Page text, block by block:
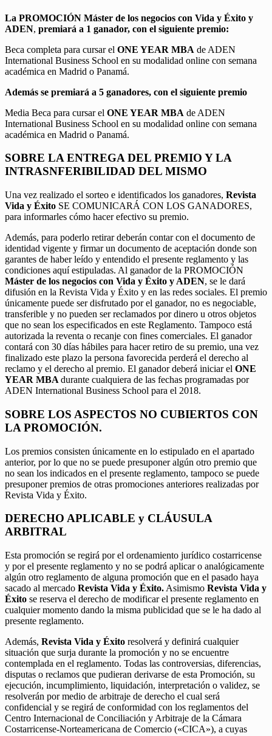
La PROMOCIÓN Máster de los negocios con Vida y Éxito y
ADEN, premiará a 1 ganador, con el siguiente premio:
Beca completa para cursar el ONE YEAR MBA de ADEN
International Business School en su modalidad online con semana
académica en Madrid o Panamá.
Además se premiará a 5 ganadores, con el siguiente premio
Media Beca para cursar el ONE YEAR MBA de ADEN
International Business School en su modalidad online con semana
académica en Madrid o Panamá.
SOBRE LA ENTREGA DEL PREMIO Y LA
INTRASNFERIBILIDAD DEL MISMO
Una vez realizado el sorteo e identificados los ganadores, Revista
Vida y Éxito SE COMUNICARÁ CON LOS GANADORES,
para informarles cómo hacer efectivo su premio.
Además, para poderlo retirar deberán contar con el documento de
identidad vigente y firmar un documento de aceptación donde son
garantes de haber leído y entendido el presente reglamento y las
condiciones aquí estipuladas. Al ganador de la PROMOCIÓN
Máster de los negocios con Vida y Éxito y ADEN, se le dará
difusión en la Revista Vida y Éxito y en las redes sociales. El premio
únicamente puede ser disfrutado por el ganador, no es negociable,
transferible y no pueden ser reclamados por dinero u otros objetos
que no sean los especificados en este Reglamento. Tampoco está
autorizada la reventa o recanje con fines comerciales. El ganador
contará con 30 días hábiles para hacer retiro de su premio, una vez
finalizado este plazo la persona favorecida perderá el derecho al
reclamo y el derecho al premio. El ganador deberá iniciar el ONE
YEAR MBA durante cualquiera de las fechas programadas por
ADEN International Business School para el 2018.
SOBRE LOS ASPECTOS NO CUBIERTOS CON
LA PROMOCIÓN.
Los premios consisten únicamente en lo estipulado en el apartado
anterior, por lo que no se puede presuponer algún otro premio que
no sean los indicados en el presente reglamento, tampoco se puede
presuponer premios de otras promociones anteriores realizadas por
Revista Vida y Éxito.
DERECHO APLICABLE y CLÁUSULA
ARBITRAL
Esta promoción se regirá por el ordenamiento jurídico costarricense
y por el presente reglamento y no se podrá aplicar o analógicamente
algún otro reglamento de alguna promoción que en el pasado haya
sacado al mercado Revista Vida y Éxito. Asimismo Revista Vida y
Éxito se reserva el derecho de modificar el presente reglamento en
cualquier momento dando la misma publicidad que se le ha dado al
presente reglamento.
Además, Revista Vida y Éxito resolverá y definirá cualquier
situación que surja durante la promoción y no se encuentre
contemplada en el reglamento. Todas las controversias, diferencias,
disputas o reclamos que pudieran derivarse de esta Promoción, su
ejecución, incumplimiento, liquidación, interpretación o validez, se
resolverán por medio de arbitraje de derecho el cual será
confidencial y se regirá de conformidad con los reglamentos del
Centro Internacional de Conciliación y Arbitraje de la Cámara
Costarricense-Norteamericana de Comercio («CICA»), a cuyas